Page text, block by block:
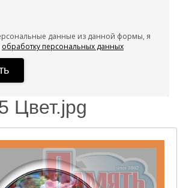
данные из данной формы, я
обработку персональных данных
Цвет.jpg